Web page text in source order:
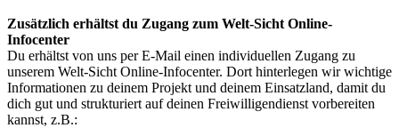
Zusätzlich erhältst du Zugang zum Welt-Sicht Online-
Infocenter
Du erhältst von uns per E-Mail einen individuellen Zugang zu
unserem Welt-Sicht Online-Infocenter. Dort hinterlegen wir wichtige
Informationen zu deinem Projekt und deinem Einsatzland, damit du
dich gut und strukturiert auf deinen Freiwilligendienst vorbereiten
kannst, z.B.: